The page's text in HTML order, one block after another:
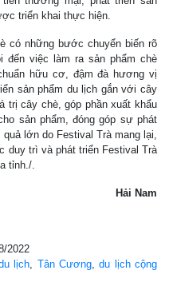
triển khai thực hiện.
có những bước chuyển biến rõ
việc làm ra sản phẩm chè
hữu cơ, đậm đà hương vị
sản phẩm du lịch gắn với cây
trị cây chè, góp phần xuất khẩu
sản phẩm, đóng góp sự phát
lớn do Festival Trà mang lại,
duy trì và phát triển Festival Trà
tỉnh./.
Hải Nam
2022
lịch Tân Cương ,du lịch cộng